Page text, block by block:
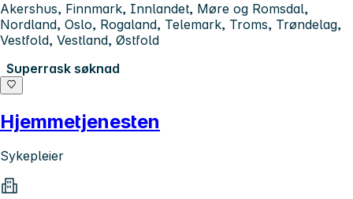
Akershus, Finnmark, Innlandet, Møre og Romsdal,
Nordland, Oslo, Rogaland, Telemark, Troms, Trøndelag,
Vestfold, Vestland, Østfold
Superrask søknad
Hjemmetjenesten
Sykepleier